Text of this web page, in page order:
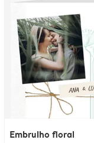
Embrulho floral